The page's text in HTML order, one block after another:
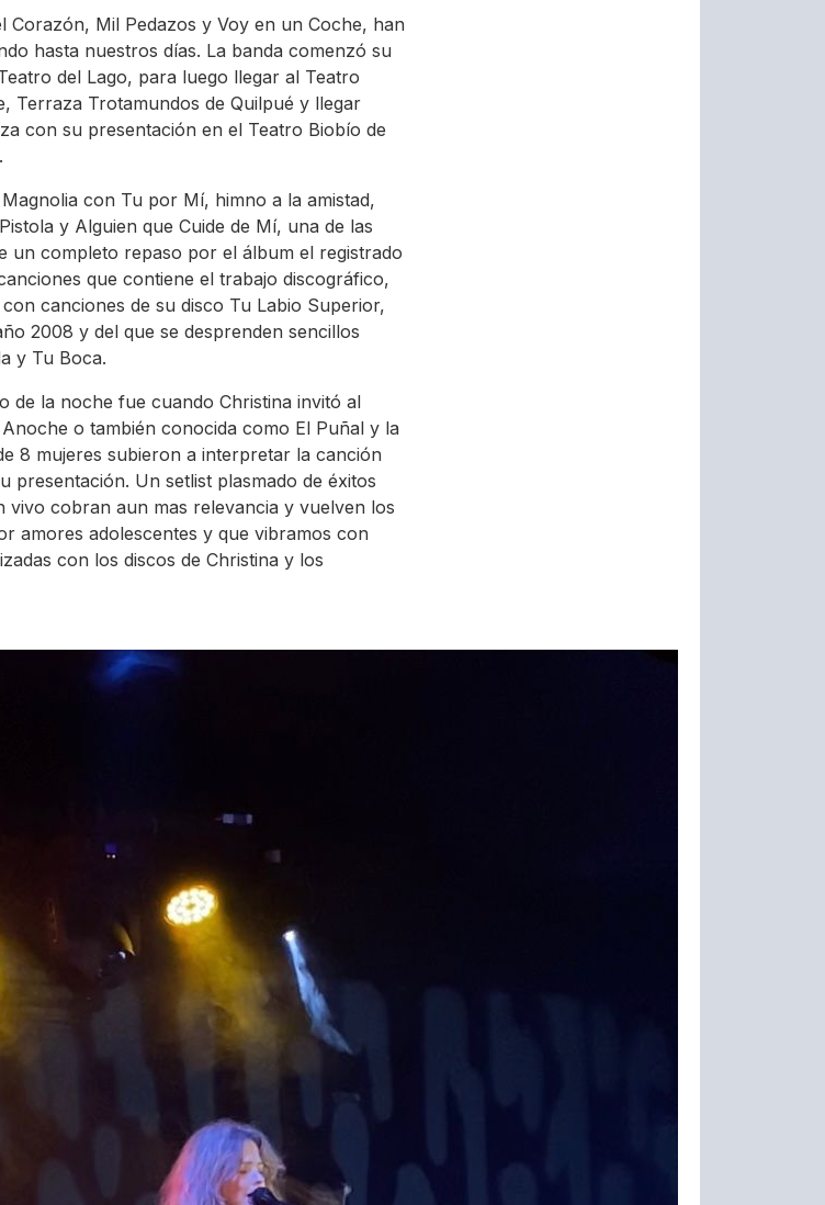
Corazón, Mil Pedazos y Voy en un Coche, han
hasta nuestros días. La banda comenzó su
del Lago, para luego llegar al Teatro
Terraza Trotamundos de Quilpué y llegar
con su presentación en el Teatro Biobío de
con Tu por Mí, himno a la amistad,
y Alguien que Cuide de Mí, una de las
un completo repaso por el álbum el registrado
que contiene el trabajo discográfico,
canciones de su disco Tu Labio Superior,
2008 y del que se desprenden sencillos
y Tu Boca.
de la noche fue cuando Christina invitó al
o también conocida como El Puñal y la
8 mujeres subieron a interpretar la canción
presentación. Un setlist plasmado de éxitos
vivo cobran aun mas relevancia y vuelven los
amores adolescentes y que vibramos con
con los discos de Christina y los